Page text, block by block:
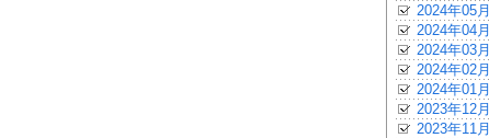
2024年05月
2024年04月
2024年03月
2024年02月
2024年01月
2023年12月
2023年11月